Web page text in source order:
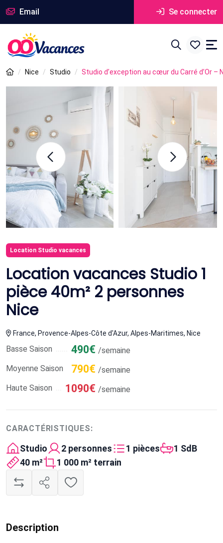
Email Se connecter
Nice Studio Studio d’exception au cœur du Carré d’Or –
Location Studio vacances
Location vacances Studio 1
pièce 40m² 2 personnes
Nice
France, Provence-Alpes-Côte d'Azur, Alpes-Maritimes, Nice
Basse Saison 490€ /semaine
Moyenne Saison
790€ /semaine
Haute Saison
1090€ /semaine
CARACTÉRISTIQUES:
Studio 2 personnes 1 pièces
1 SdB
40 m²
1 000 m² terrain
Description